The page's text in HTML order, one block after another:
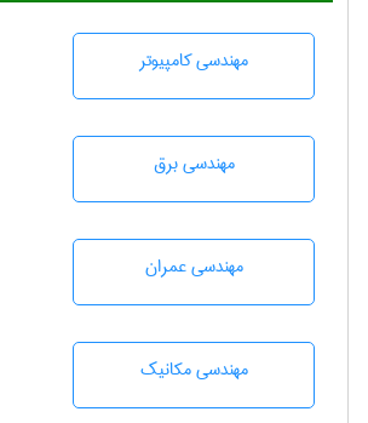
مهندسی كامپيوتر
مهندسی برق
مهندسی عمران
مهندسی مکانیک